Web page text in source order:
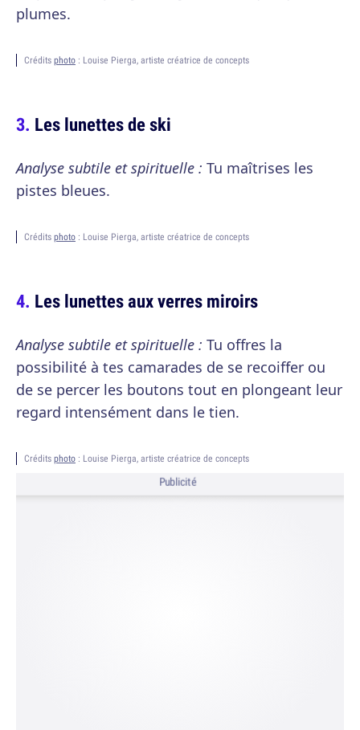
plumes.
Crédits photo : Louise Pierga, artiste créatrice de concepts
Les lunettes de ski
Analyse subtile et spirituelle : Tu maîtrises les
pistes bleues.
Crédits photo : Louise Pierga, artiste créatrice de concepts
Les lunettes aux verres miroirs
Analyse subtile et spirituelle : Tu offres la
possibilité à tes camarades de se recoiffer ou
de se percer les boutons tout en plongeant leur
regard intensément dans le tien.
Crédits photo : Louise Pierga, artiste créatrice de concepts
Publicité